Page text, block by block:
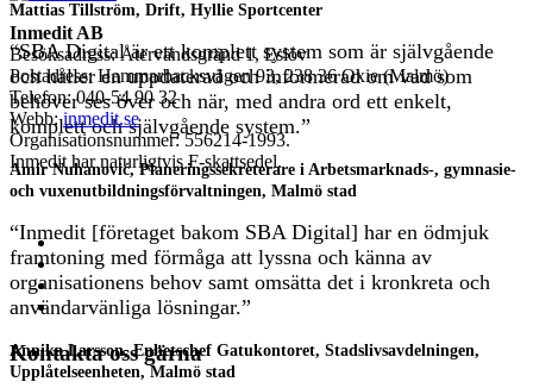
Mattias Tillström, Drift, Hyllie Sportcenter
“SBA Digital är ett komplett system som är självgående
och håller en uppdaterad och informerad om vad som
behöver ses över och när, med andra ord ett enkelt,
komplett och självgående system.”
Amir Nuhanović, Planeringssekreterare i Arbetsmarknads-, gymnasie-
och vuxenutbildningsförvaltningen, Malmö stad
“Inmedit [företaget bakom SBA Digital] har en ödmjuk
framtoning med förmåga att lyssna och känna av
organisationens behov samt omsätta det i kronkreta och
användarvänliga lösningar.”
Annika Larsson, Enhetschef Gatukontoret, Stadslivsavdelningen,
Upplåtelseenheten, Malmö stad
Inmedit AB
Besöksadress: Återvändsgränd 1, Eslöv
Postadress: Hammarbacksvägen 93, 238 36 Oxie (Malmö)
Telefon: 040-54 90 32
Webb:inmedit.se
Organisationsnummer: 556214-1993.
Inmedit har naturligtvis F-skattsedel.
Kontakta oss gärna